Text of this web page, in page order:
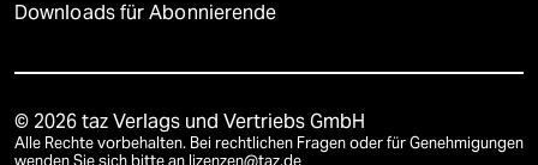
Downloads für Abonnierende
© 2026 taz Verlags und Vertriebs GmbH
Alle Rechte vorbehalten. Bei rechtlichen Fragen oder für Genehmigungen
wenden Sie sich bitte an lizenzen@taz.de